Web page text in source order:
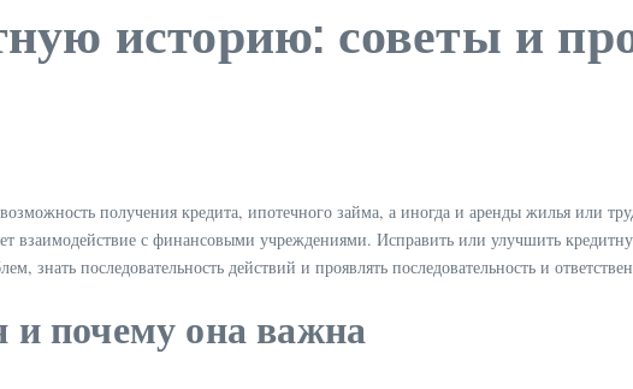
историю: советы и
получения кредита, ипотечного займа, а иногда и аренды жилья или
взаимодействие с финансовыми учреждениями. Исправить или улучшить
последовательность действий и проявлять последовательность и
и почему она важна